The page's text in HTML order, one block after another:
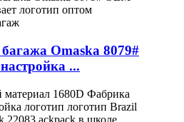
Omaska ​​8079#
...